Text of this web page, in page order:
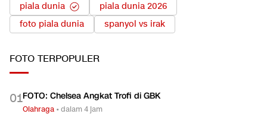
piala dunia
piala dunia 2026
foto piala dunia
spanyol vs irak
FOTO TERPOPULER
01FOTO: Chelsea Angkat Trofi di GBK
Olahraga •dalam 4 jam